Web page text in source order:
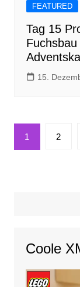
FEATURED
Tag 15
15.
der
1 2
Coole